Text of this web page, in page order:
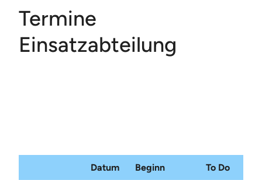
Termine
Einsatzabteilung
Datum Beginn To Do